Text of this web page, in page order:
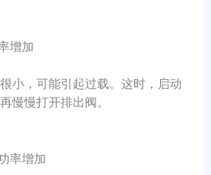
增加
，可能引起过载。这时，启动
慢慢打开排出阀。
率增加